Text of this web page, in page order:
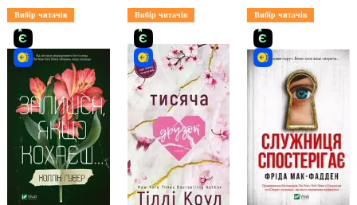
Вибір читачів Вибір читачів Вибір читачів